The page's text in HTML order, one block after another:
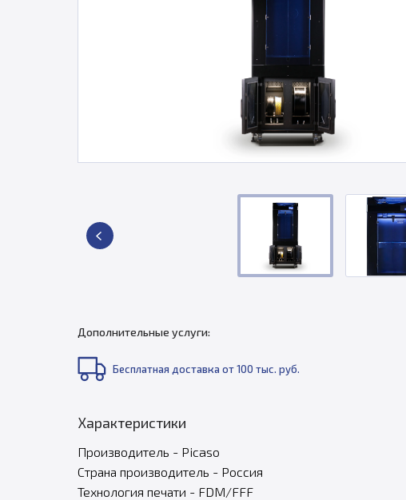
Дополнительные услуги:
Бесплатная доставка от 100 тыс. руб.
Характеристики
Производитель - Picaso
Страна производитель - Россия
Технология печати - FDM/FFF